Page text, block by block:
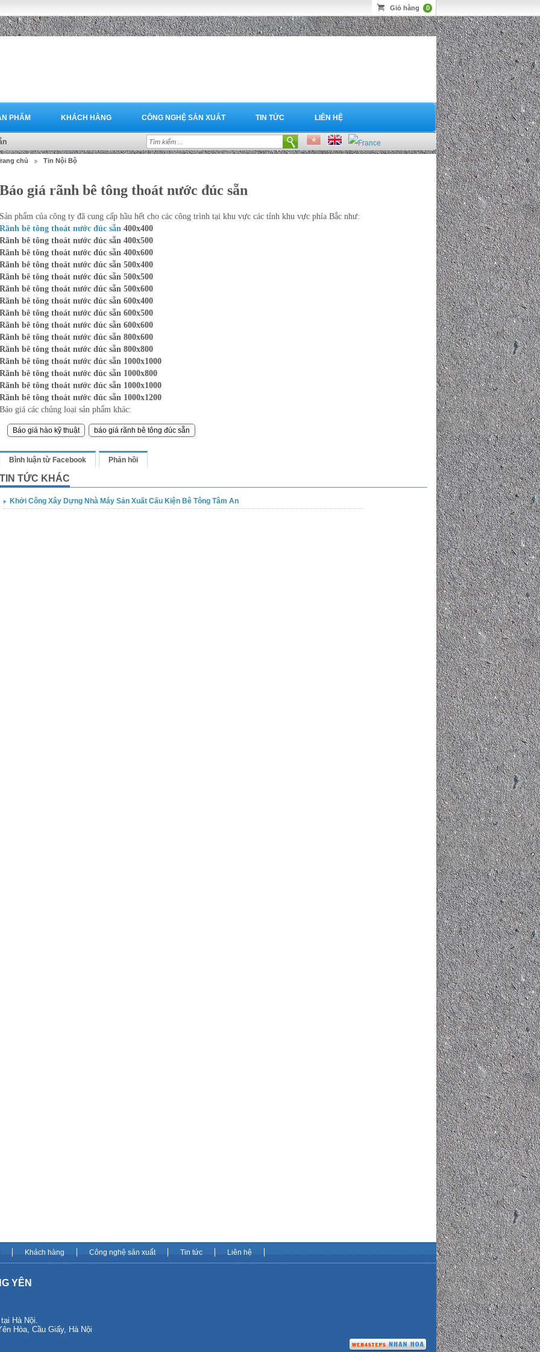
Giỏ hàng 0
PHẨM KHÁCH HÀNG CÔNG NGHỆ SẢN XUẤT TIN TỨC LIÊN HỆ
chủ Tin Nội Bộ
Báo giá rãnh bê tông thoát nước đúc sẵn
Sản phẩm của công ty đã cung cấp hầu hết cho các công trình tại khu vực các tỉnh khu vực phía Bắc như:
Rãnh bê tông thoát nước đúc sẵn 400x400
Rãnh bê tông thoát nước đúc sẵn 400x500
Rãnh bê tông thoát nước đúc sẵn 400x600
Rãnh bê tông thoát nước đúc sẵn 500x400
Rãnh bê tông thoát nước đúc sẵn 500x500
Rãnh bê tông thoát nước đúc sẵn 500x600
Rãnh bê tông thoát nước đúc sẵn 600x400
Rãnh bê tông thoát nước đúc sẵn 600x500
Rãnh bê tông thoát nước đúc sẵn 600x600
Rãnh bê tông thoát nước đúc sẵn 800x600
Rãnh bê tông thoát nước đúc sẵn 800x800
Rãnh bê tông thoát nước đúc sẵn 1000x1000
Rãnh bê tông thoát nước đúc sẵn 1000x800
Rãnh bê tông thoát nước đúc sẵn 1000x1000
Rãnh bê tông thoát nước đúc sẵn 1000x1200
Báo giá các chủng loại sản phẩm khác:
Báo giá hào kỹ thuật báo giá rãnh bê tông đúc sẵn
Bình luận từ Facebook Phản hồi
TIN TỨC KHÁC
Khởi Công Xây Dựng Nhà Máy Sản Xuất Cấu Kiện Bê Tông Tâm An
TUYNEL KỸ THUẬT - HÀO KỸ
Mua hàng
Khách hàng Công nghệ sản xuất Tin tức Liên hệ
YÊN
Hà Nội.
Hòa, Cầu Giấy, Hà Nội